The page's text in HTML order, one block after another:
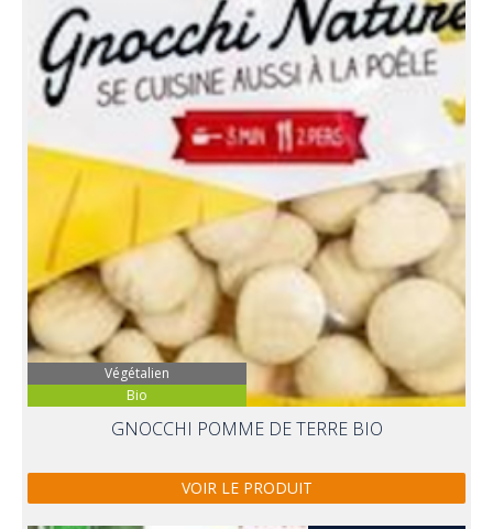
Bio
Végétalien
GNOCCHI POMME DE TERRE BIO
VOIR LE PRODUIT